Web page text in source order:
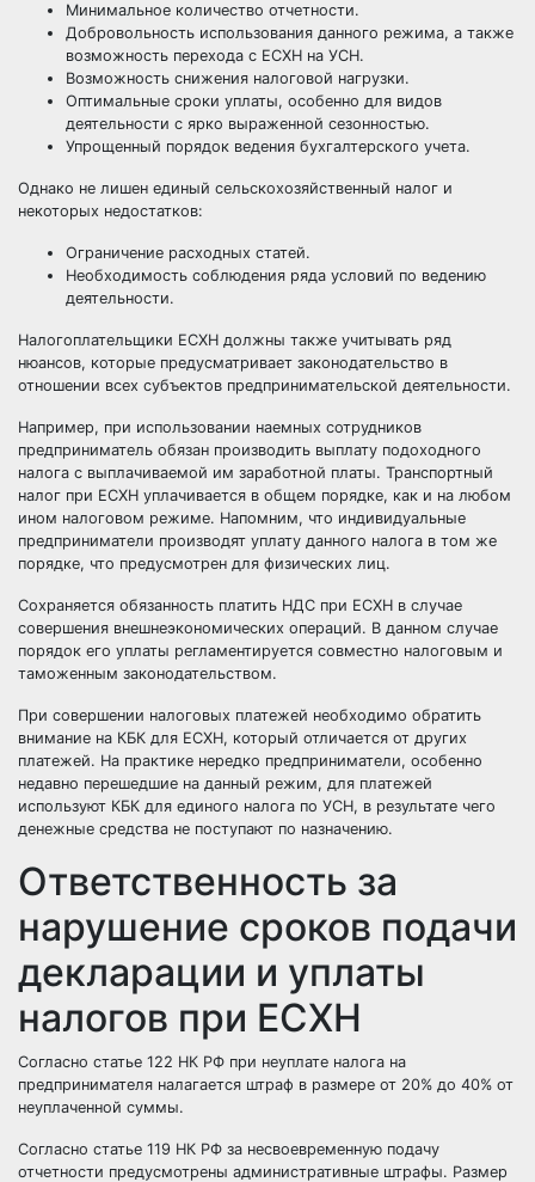
Минимальное количество отчетности.
Добровольность использования данного режима, а также
возможность перехода с ЕСХН на УСН.
Возможность снижения налоговой нагрузки.
Оптимальные сроки уплаты, особенно для видов
деятельности с ярко выраженной сезонностью.
Упрощенный порядок ведения бухгалтерского учета.
Однако не лишен единый сельскохозяйственный налог и
некоторых недостатков:
Ограничение расходных статей.
Необходимость соблюдения ряда условий по ведению
деятельности.
Налогоплательщики ЕСХН должны также учитывать ряд
нюансов, которые предусматривает законодательство в
отношении всех субъектов предпринимательской деятельности.
Например, при использовании наемных сотрудников
предприниматель обязан производить выплату подоходного
налога с выплачиваемой им заработной платы. Транспортный
налог при ЕСХН уплачивается в общем порядке, как и на любом
ином налоговом режиме. Напомним, что индивидуальные
предприниматели производят уплату данного налога в том же
порядке, что предусмотрен для физических лиц.
Сохраняется обязанность платить НДС при ЕСХН в случае
совершения внешнеэкономических операций. В данном случае
порядок его уплаты регламентируется совместно налоговым и
таможенным законодательством.
При совершении налоговых платежей необходимо обратить
внимание на КБК для ЕСХН, который отличается от других
платежей. На практике нередко предприниматели, особенно
недавно перешедшие на данный режим, для платежей
используют КБК для единого налога по УСН, в результате чего
денежные средства не поступают по назначению.
Ответственность за
нарушение сроков подачи
декларации и уплаты
налогов при ЕСХН
Согласно статье 122 НК РФ при неуплате налога на
предпринимателя налагается штраф в размере от 20% до 40% от
неуплаченной суммы.
Согласно статье 119 НК РФ за несвоевременную подачу
отчетности предусмотрены административные штрафы. Размер